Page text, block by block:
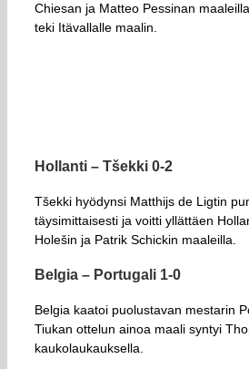
Chiesan ja Matteo Pessinan
teki Itävallalle maalin.
Hollanti – Tšekki 0-2
Tšekki hyödynsi Matthijs de Ligtin
täysimittaisesti ja voitti yllättäen
Holešin ja Patrik Schickin maaleilla.
Belgia – Portugali 1-0
Belgia kaatoi puolustavan mestarin
Tiukan ottelun ainoa maali syntyi
kaukolaukauksella.